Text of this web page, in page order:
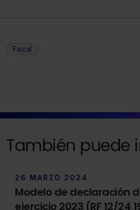
Fiscal
También puede
26 MARZO 2024
Modelo de declaración
ejercicio 2023 (RF 12/24